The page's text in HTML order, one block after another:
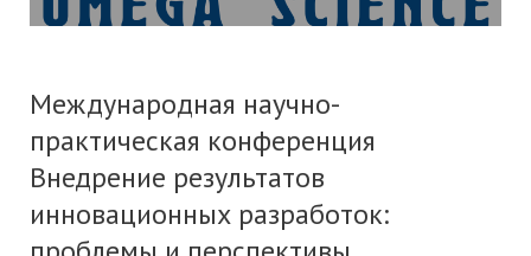
Международная научно-
практическая конференция
Внедрение результатов
инновационных разработок: